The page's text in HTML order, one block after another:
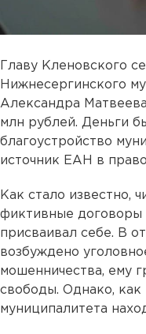
Главу Кленовского
Нижнесергинского
Александра
млн рублей. Деньги
благоустройство
источник ЕАН в
Как стало известно,
фиктивные договоры
присваивал себе. В
возбуждено
мошенничества, ему
свободы. Однако, как
муниципалитета